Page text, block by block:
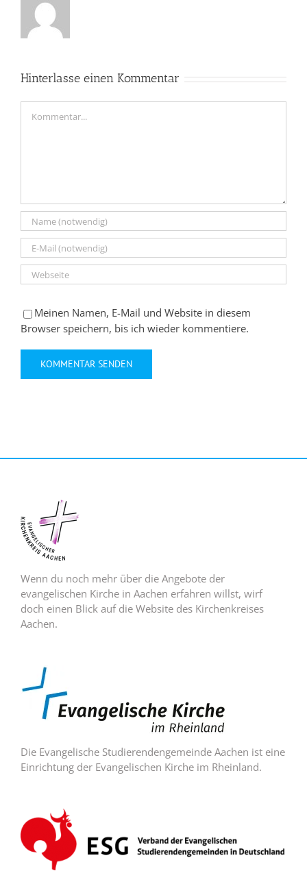
Hinterlasse einen Kommentar
Meinen Namen, E-Mail und Website in diesem
Browser speichern, bis ich wieder kommentiere.
Wenn du noch mehr über die Angebote der
evangelischen Kirche in Aachen erfahren willst, wirf
doch einen Blick auf die Website des Kirchenkreises
Aachen.
Die Evangelische Studierendengemeinde Aachen ist eine
Einrichtung der Evangelischen Kirche im Rheinland.